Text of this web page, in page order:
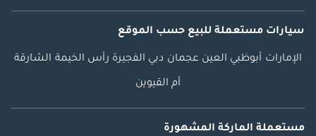
سيارات مستعملة للبيع حسب الموقع
الإمارات أبوظبي العين عجمان دبي الفجيرة رأس الخيمة الشارقة
أم القيوين
مستعملة الماركة المشهورة